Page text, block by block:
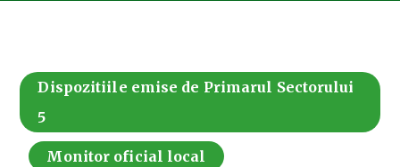
Dispozitiile emise de Primarul Sectorului
5
Monitor oficial local